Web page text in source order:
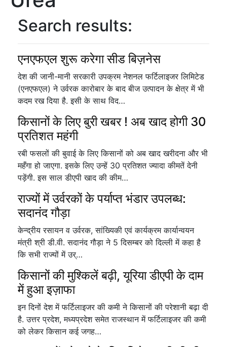
Search results:
एनएफएल शुरू करेगा सीड बिज़नेस
देश की जानी-मानी सरकारी उपक्रम नेशनल फर्टिलाइजर लिमिटेड
(एनएफएल) ने उर्वरक कारोबार के बाद बीज उत्पादन के क्षेत्र में भी
कदम रख दिया है. इसी के साथ विद…
किसानों के लिए बुरी खबर ! अब खाद होगी 30
प्रतिशत महंगी
रबी फसलों की बुवाई के लिए किसानों को अब खाद खरीदना और भी
महँगा हो जाएगा. इसके लिए उन्हें 30 प्रतिशत ज्यादा कीमतें देनी
पड़ेंगी. इस साल डीएपी खाद की कीम…
राज्यों में उर्वरकों के पर्याप्त भंडार उपलब्ध:
सदानंद गौड़ा
केन्द्रीय रसायन व उर्वरक, सांख्यिकी एवं कार्यक्रम कार्यान्वयन
मंत्री श्री डी.वी. सदानंद गौड़ा ने 5 दिसम्बर को दिल्ली में कहा है
कि सभी राज्यों में उर्…
किसानों की मुश्किलें बढ़ी, यूरिया डीएपी के दाम
में हुआ इज़ाफा
इन दिनों देश में फर्टिलाइजर की कमी ने किसानों की परेशानी बढ़ा दी
है. उत्तर प्रदेश, मध्यप्रदेश समेत राजस्थान में फर्टिलाइजर की कमी
को लेकर किसान कई जगह…